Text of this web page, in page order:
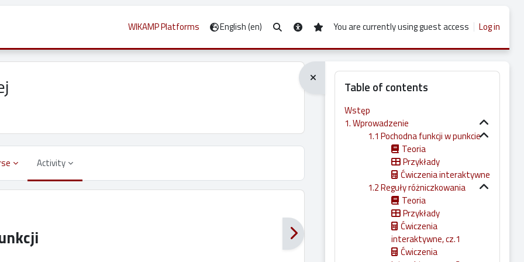
WIKAMP Platforms English ‎(en)‎ Toggle search inputYou are currently using guest access Log in
Blocks
Table of contents
Wstęp
1. Wprowadzenie
1.1 Pochodna funkcji w punkcie
Teoria
Przykłady
Ćwiczenia interaktywne
1.2 Reguły różniczkowania
Teoria
Przykłady
Ćwiczenia
interaktywne, cz.1
Ćwiczenia
Activity